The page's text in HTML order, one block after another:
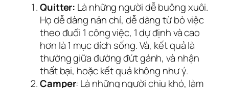
Quitter: Là những người dễ buông xuôi.
Họ dễ dàng nản chí, dễ dàng từ bỏ việc
theo đuổi 1 công việc, 1 dự định và cao
hơn là 1 mục đích sống. Và, kết quả là
thường giữa đường đứt gánh, và nhận
thất bại, hoặc kết quả không như ý.
Camper: Là những người chịu khó, làm